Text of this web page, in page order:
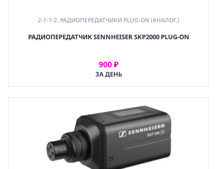
2-1-1-2. РАДИОПЕРЕДАТЧИКИ PLUG-ON (АНАЛОГ.)
РАДИОПЕРЕДАТЧИК SENNHEISER SKP2000 PLUG-ON
900 ₽
ЗА ДЕНЬ
АРЕНДОВАТЬ